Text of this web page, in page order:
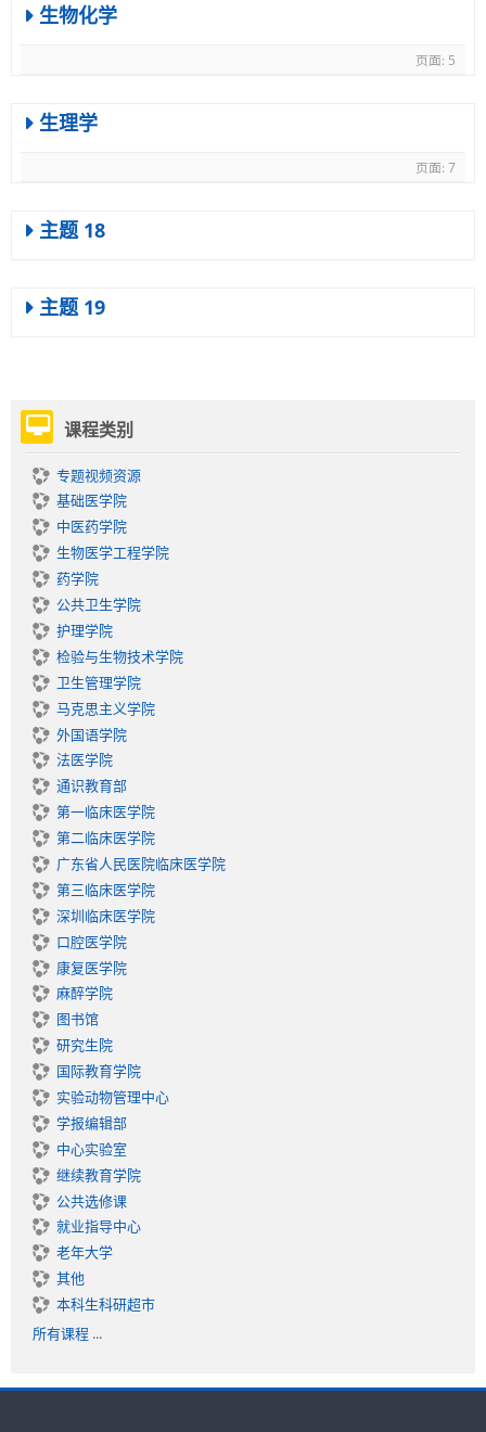
生物化学
页面: 5
生理学
页面: 7
主题 18
主题 19
跳
过
课程类别
专题视频资源
基础医学院
中医药学院
生物医学工程学院
药学院
公共卫生学院
护理学院
检验与生物技术学院
卫生管理学院
马克思主义学院
外国语学院
法医学院
通识教育部
第一临床医学院
第二临床医学院
广东省人民医院临床医学院
第三临床医学院
深圳临床医学院
口腔医学院
康复医学院
麻醉学院
图书馆
研究生院
国际教育学院
实验动物管理中心
学报编辑部
中心实验室
继续教育学院
公共选修课
就业指导中心
老年大学
其他
本科生科研超市
所有课程 ...